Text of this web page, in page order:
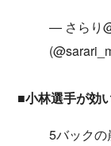
— さらり
■小林選手が効
5バック